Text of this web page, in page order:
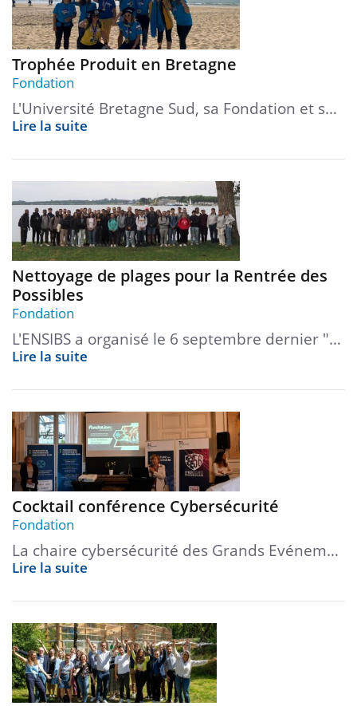
Trophée Produit en Bretagne
Fondation
L'Université Bretagne Sud, sa Fondation et s…
Lire la suite
Nettoyage de plages pour la Rentrée des
Possibles
Fondation
L'ENSIBS a organisé le 6 septembre dernier "…
Lire la suite
Cocktail conférence Cybersécurité
Fondation
La chaire cybersécurité des Grands Evénem…
Lire la suite